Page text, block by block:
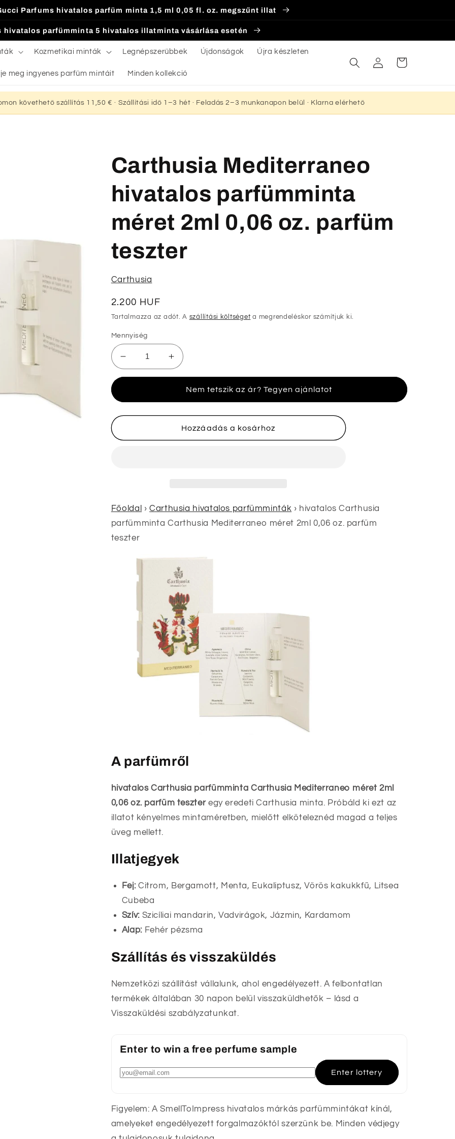
Parfums hivatalos parfüm minta 1,5 ml 0,05 fl. oz. megszűnt illat
hivatalos parfümminta 5 hivatalos illatminta vásárlása esetén
Kozmetikai minták Legnépszerűbbek Újdonságok Újra készleten
meg ingyenes parfüm mintáit Minden kollekció
Bejelentkezés
Kosár
követhető szállítás 11,50 € · Szállítási idő 1–3 hét · Feladás 2–3 munkanapon belül · Klarna elérhető
Carthusia Mediterraneo
hivatalos parfümminta
méret 2ml 0,06 oz. parfüm
teszter
Carthusia
Normál
ár
2.200 HUF
Tartalmazza az adót. A szállítási költséget a megrendeléskor számítjuk ki.
Mennyiség
Carthusia
Mediterraneo
méret
2ml
oz.
Carthusia
Mediterraneo
parfümminta
méret
2ml
0,06
oz.
Nem tetszik az ár? Tegyen ajánlatot
Hozzáadás a kosárhoz
Főoldal ›Carthusia hivatalos parfümminták › hivatalos Carthusia
parfümminta Carthusia Mediterraneo méret 2ml 0,06 oz. parfüm
teszter
A parfümről
hivatalos Carthusia parfümminta Carthusia Mediterraneo méret 2ml
0,06 oz. parfüm teszteregy eredeti Carthusia minta. Próbáld ki ezt az
illatot kényelmes mintaméretben, mielőtt elköteleznéd magad a teljes
üveg mellett.
Illatjegyek
Fej:Citrom, Bergamott, Menta, Eukaliptusz, Vörös kakukkfű, Litsea
Cubeba
Szív:Szicíliai mandarin, Vadvirágok, Jázmin, Kardamom
Alap:Fehér pézsma
Szállítás és visszaküldés
Nemzetközi szállítást vállalunk, ahol engedélyezett. A felbontatlan
termékek általában 30 napon belül visszaküldhetők – lásd a
Visszaküldési szabályzatunkat.
Enter to win a free perfume sample
Enter lottery
Figyelem: A SmellToImpress hivatalos márkás parfümmintákat kínál,
amelyeket engedélyezett forgalmazóktól szerzünk be. Minden védjegy